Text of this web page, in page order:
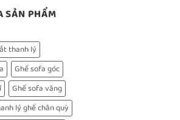
SẢN PHẨM
thanh lý
Ghế sofa góc
Ghế sofa văng
lý ghế chân quỳ